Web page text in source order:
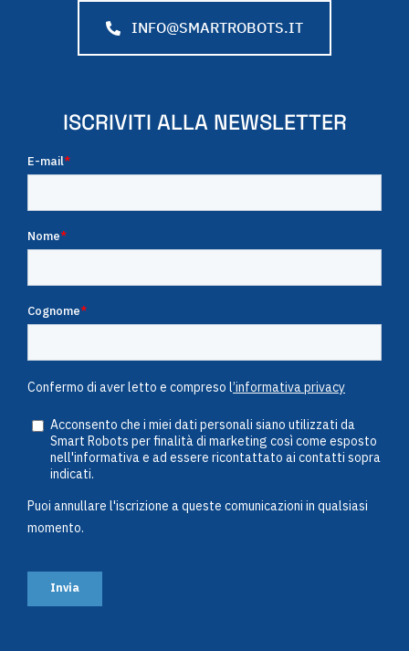
INFO@SMARTROBOTS.IT
ISCRIVITI ALLA NEWSLETTER